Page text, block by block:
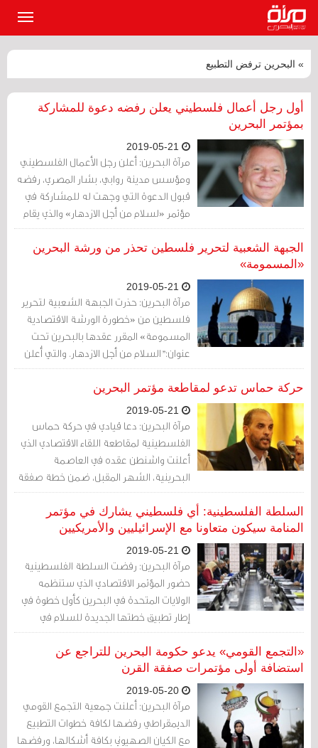
» البحرين ترفض التطبيع
أول رجل أعمال فلسطيني يعلن رفضه دعوة للمشاركة
بمؤتمر البحرين
مرآة البحرين: أعلن رجل الأعمال الفلسطيني
ومؤسس مدينة روابي، بشار المصري، رفضه
قبول الدعوة التي وجهت له للمشاركة في
مؤتمر «لسلام من أجل الازدهار» والذي يقام
في العاصمة البحرينية المنامة.
الجبهة الشعبية لتحرير فلسطين تحذر من ورشة البحرين
«المسمومة»
مرآة البحرين: حذرت الجبهة الشعبية لتحرير
فلسطين من «خطورة الورشة الاقتصادية
المسمومة» المقرر عقدها بالبحرين تحت
عنوان:"السلام من أجل الازدهار. والتي أُعلن
أنها المرحلة الأولى من صفقة القرن.
حركة حماس تدعو لمقاطعة مؤتمر البحرين
مرآة البحرين: دعا قيادي في حركة حماس
الفلسطينية لمقاطعة اللقاء الاقتصادي الذي
أعلنت واشنطن عقده في العاصمة
البحرينية، الشهر المقبل، ضمن خطة صفقة
القرن الأمريكية في الشرق الأوسط.
السلطة الفلسطينية: أي فلسطيني يشارك في مؤتمر
المنامة سيكون متعاونا مع الإسرائيليين والأمريكيين
مرآة البحرين: رفضت السلطة الفلسطينية
حضور المؤتمر الاقتصادي الذي ستنظمه
الولايات المتحدة في البحرين كأول خطوة في
إطار تطبيق خطتها الجديدة للسلام في
الشرق الأوسط المعروفة بصفقة القرن.
«التجمع القومي» يدعو حكومة البحرين للتراجع عن
استضافة أولى مؤتمرات صفقة القرن
مرآة البحرين: أعلنت جمعية التجمع القومي
الديمقراطي رفضها لكافة خطوات التطبيع
مع الكيان الصهيوني بكافة أشكالها، ورفضها